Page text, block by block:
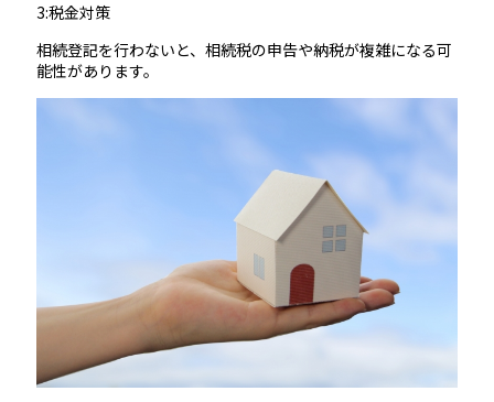
3:税金対策
相続登記を行わないと、相続税の申告や納税が複雑になる可
能性があります。